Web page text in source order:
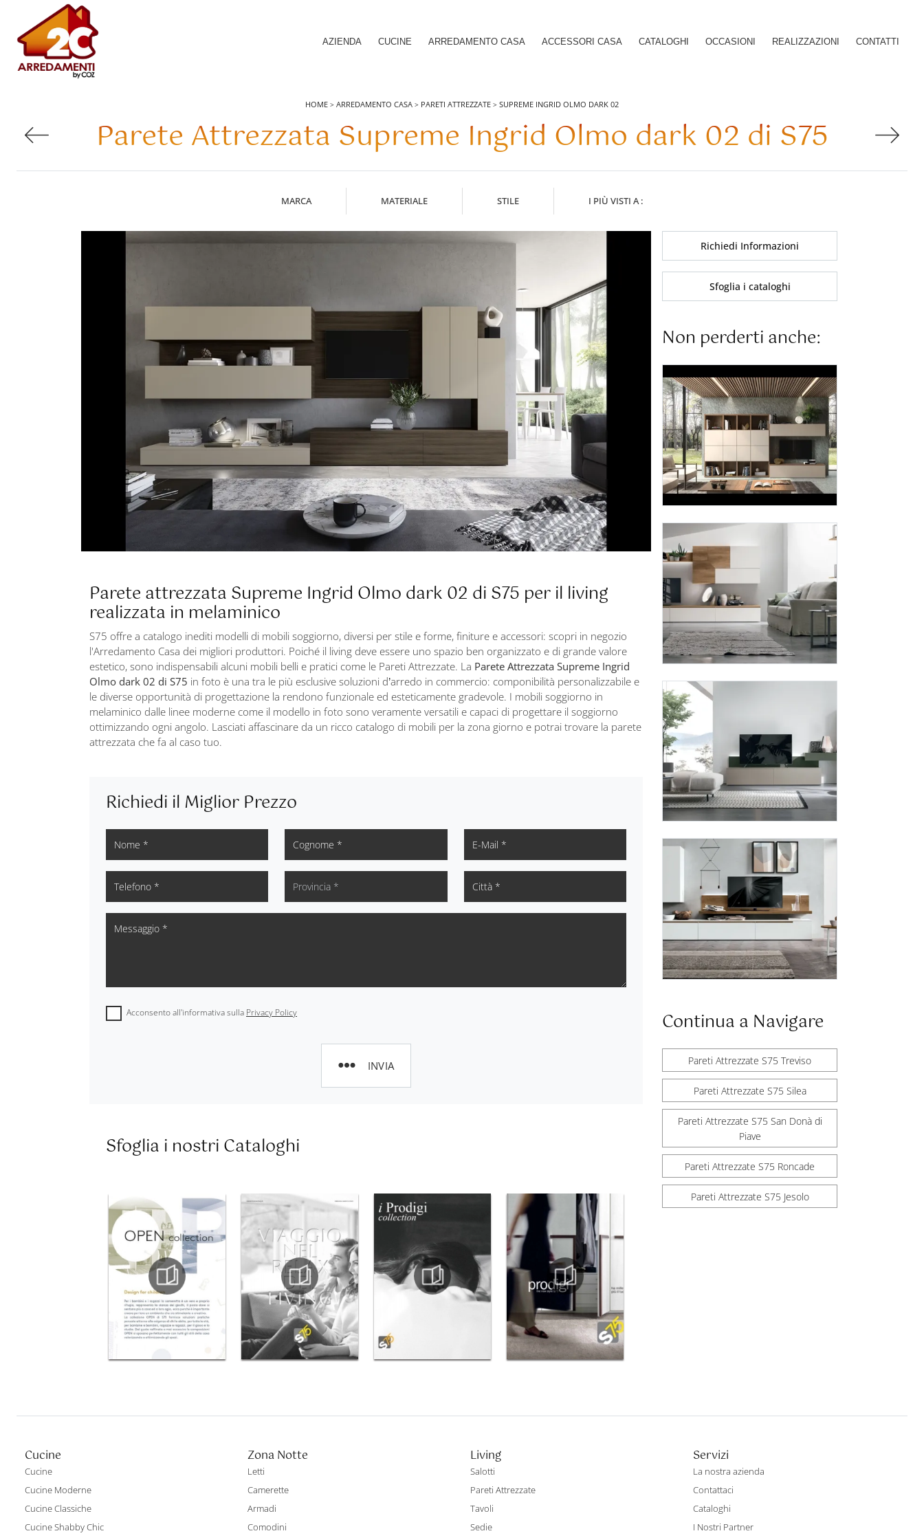
AZIENDA CUCINE ARREDAMENTO CASA ACCESSORI CASA CATALOGHI OCCASIONI REALIZZAZIONI CONTATTI
HOME > ARREDAMENTO CASA > PARETI ATTREZZATE > SUPREME INGRID OLMO DARK 02
Parete Attrezzata Supreme Ingrid Olmo dark 02 di S75
MARCA MATERIALE STILE I PIÙ VISTI A :
Parete attrezzata Supreme Ingrid Olmo dark 02 di S75 per il living
realizzata in melaminico
S75 offre a catalogo inediti modelli di mobili soggiorno, diversi per stile e forme, finiture e accessori: scopri in negozio
l'Arredamento Casa dei migliori produttori. Poiché il living deve essere uno spazio ben organizzato e di grande valore
estetico, sono indispensabili alcuni mobili belli e pratici come le Pareti Attrezzate. La Parete Attrezzata Supreme Ingrid
Olmo dark 02 di S75 in foto è una tra le più esclusive soluzioni d’arredo in commercio: componibilità personalizzabile e
le diverse opportunità di progettazione la rendono funzionale ed esteticamente gradevole. I mobili soggiorno in
melaminico dalle linee moderne come il modello in foto sono veramente versatili e capaci di progettare il soggiorno
ottimizzando ogni angolo. Lasciati affascinare da un ricco catalogo di mobili per la zona giorno e potrai trovare la parete
attrezzata che fa al caso tuo.
Richiedi il Miglior Prezzo
Acconsento all'informativa sulla Privacy Policy
INVIA
Sfoglia i nostri Cataloghi
Richiedi Informazioni
Sfoglia i cataloghi
Non perderti anche:
Continua a Navigare
Pareti Attrezzate S75 Treviso
Pareti Attrezzate S75 Silea
Pareti Attrezzate S75 San Donà di
Piave
Pareti Attrezzate S75 Roncade
Pareti Attrezzate S75 Jesolo
Cucine
Cucine
Cucine Moderne
Cucine Classiche
Cucine Shabby Chic
Zona Notte
Letti
Camerette
Armadi
Comodini
Living
Salotti
Pareti Attrezzate
Tavoli
Sedie
Servizi
La nostra azienda
Contattaci
Cataloghi
I Nostri Partner